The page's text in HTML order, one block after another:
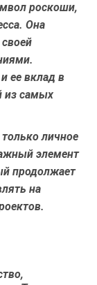
роскоши,
Она
ее вклад в
из самых
личное
элемент
продолжает
на